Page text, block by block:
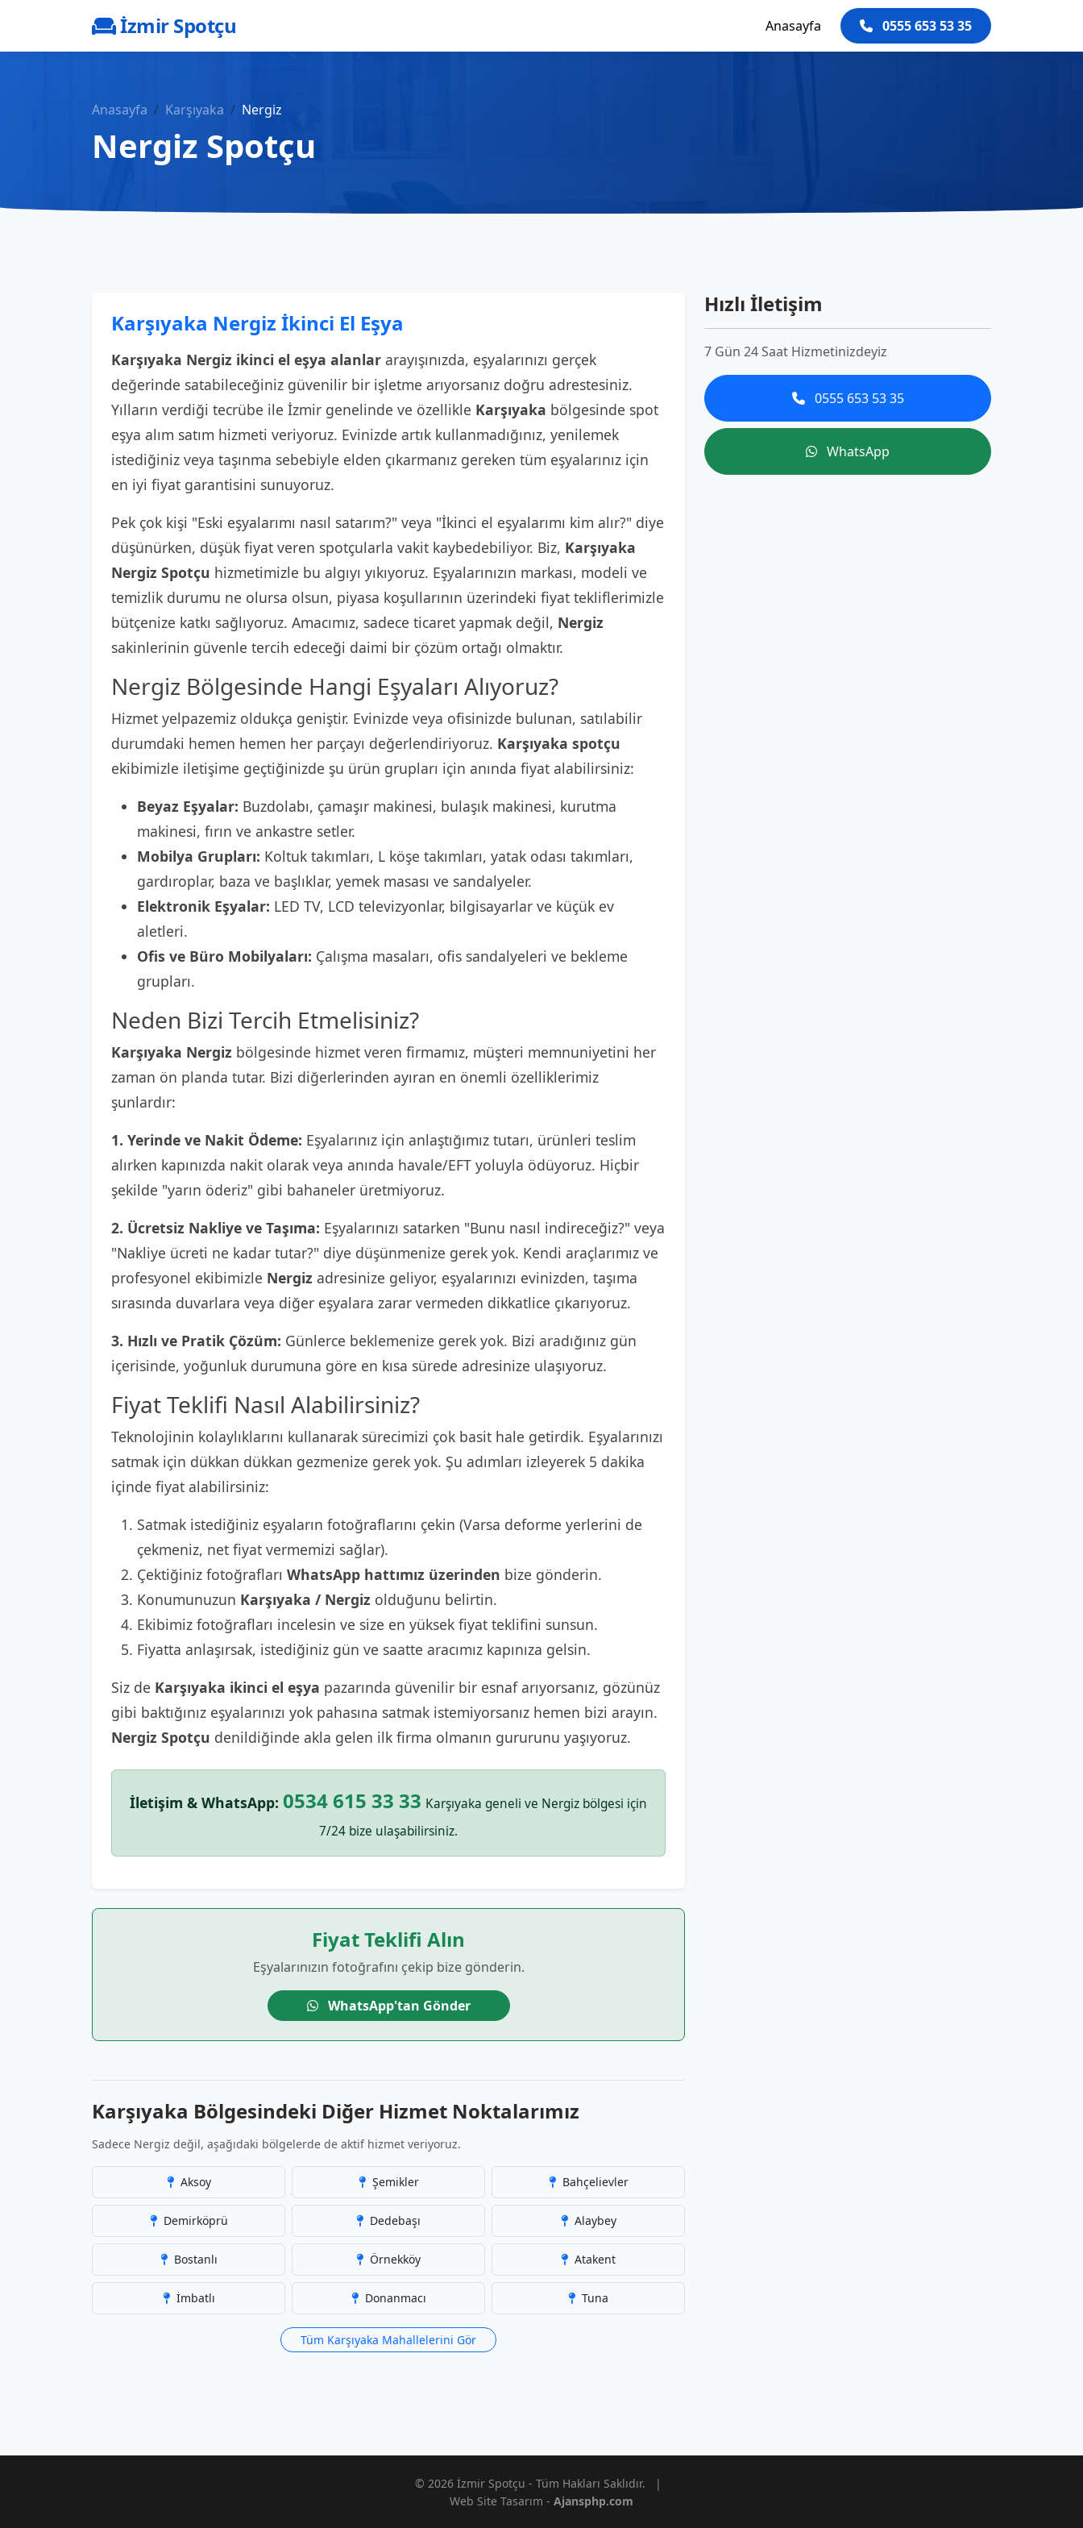
İzmir Spotçu Anasayfa 0555 653 53 35
Anasayfa Karşıyaka Nergiz
Nergiz Spotçu
Karşıyaka Nergiz İkinci El Eşya
Karşıyaka Nergiz ikinci el eşya alanlar arayışınızda, eşyalarınızı gerçek
değerinde satabileceğiniz güvenilir bir işletme arıyorsanız doğru adrestesiniz.
Yılların verdiği tecrübe ile İzmir genelinde ve özellikle Karşıyaka bölgesinde spot
eşya alım satım hizmeti veriyoruz. Evinizde artık kullanmadığınız, yenilemek
istediğiniz veya taşınma sebebiyle elden çıkarmanız gereken tüm eşyalarınız için
en iyi fiyat garantisini sunuyoruz.
Pek çok kişi "Eski eşyalarımı nasıl satarım?" veya "İkinci el eşyalarımı kim alır?" diye
düşünürken, düşük fiyat veren spotçularla vakit kaybedebiliyor. Biz, Karşıyaka
Nergiz Spotçu hizmetimizle bu algıyı yıkıyoruz. Eşyalarınızın markası, modeli ve
temizlik durumu ne olursa olsun, piyasa koşullarının üzerindeki fiyat tekliflerimizle
bütçenize katkı sağlıyoruz. Amacımız, sadece ticaret yapmak değil, Nergiz
sakinlerinin güvenle tercih edeceği daimi bir çözüm ortağı olmaktır.
Nergiz Bölgesinde Hangi Eşyaları Alıyoruz?
Hizmet yelpazemiz oldukça geniştir. Evinizde veya ofisinizde bulunan, satılabilir
durumdaki hemen hemen her parçayı değerlendiriyoruz. Karşıyaka spotçu
ekibimizle iletişime geçtiğinizde şu ürün grupları için anında fiyat alabilirsiniz:
Beyaz Eşyalar: Buzdolabı, çamaşır makinesi, bulaşık makinesi, kurutma
makinesi, fırın ve ankastre setler.
Mobilya Grupları: Koltuk takımları, L köşe takımları, yatak odası takımları,
gardıroplar, baza ve başlıklar, yemek masası ve sandalyeler.
Elektronik Eşyalar: LED TV, LCD televizyonlar, bilgisayarlar ve küçük ev
aletleri.
Ofis ve Büro Mobilyaları: Çalışma masaları, ofis sandalyeleri ve bekleme
grupları.
Neden Bizi Tercih Etmelisiniz?
Karşıyaka Nergiz bölgesinde hizmet veren firmamız, müşteri memnuniyetini her
zaman ön planda tutar. Bizi diğerlerinden ayıran en önemli özelliklerimiz
şunlardır:
1. Yerinde ve Nakit Ödeme: Eşyalarınız için anlaştığımız tutarı, ürünleri teslim
alırken kapınızda nakit olarak veya anında havale/EFT yoluyla ödüyoruz. Hiçbir
şekilde "yarın öderiz" gibi bahaneler üretmiyoruz.
2. Ücretsiz Nakliye ve Taşıma: Eşyalarınızı satarken "Bunu nasıl indireceğiz?" veya
"Nakliye ücreti ne kadar tutar?" diye düşünmenize gerek yok. Kendi araçlarımız ve
profesyonel ekibimizle Nergiz adresinize geliyor, eşyalarınızı evinizden, taşıma
sırasında duvarlara veya diğer eşyalara zarar vermeden dikkatlice çıkarıyoruz.
3. Hızlı ve Pratik Çözüm: Günlerce beklemenize gerek yok. Bizi aradığınız gün
içerisinde, yoğunluk durumuna göre en kısa sürede adresinize ulaşıyoruz.
Fiyat Teklifi Nasıl Alabilirsiniz?
Teknolojinin kolaylıklarını kullanarak sürecimizi çok basit hale getirdik. Eşyalarınızı
satmak için dükkan dükkan gezmenize gerek yok. Şu adımları izleyerek 5 dakika
içinde fiyat alabilirsiniz:
Satmak istediğiniz eşyaların fotoğraflarını çekin (Varsa deforme yerlerini de
çekmeniz, net fiyat vermemizi sağlar).
Çektiğiniz fotoğrafları WhatsApp hattımız üzerinden bize gönderin.
Konumunuzun Karşıyaka / Nergiz olduğunu belirtin.
Ekibimiz fotoğrafları incelesin ve size en yüksek fiyat teklifini sunsun.
Fiyatta anlaşırsak, istediğiniz gün ve saatte aracımız kapınıza gelsin.
Siz de Karşıyaka ikinci el eşya pazarında güvenilir bir esnaf arıyorsanız, gözünüz
gibi baktığınız eşyalarınızı yok pahasına satmak istemiyorsanız hemen bizi arayın.
Nergiz Spotçu denildiğinde akla gelen ilk firma olmanın gururunu yaşıyoruz.
İletişim & WhatsApp: 0534 615 33 33 Karşıyaka geneli ve Nergiz bölgesi için
7/24 bize ulaşabilirsiniz.
Fiyat Teklifi Alın
Eşyalarınızın fotoğrafını çekip bize gönderin.
WhatsApp'tan Gönder
Karşıyaka Bölgesindeki Diğer Hizmet Noktalarımız
Sadece Nergiz değil, aşağıdaki bölgelerde de aktif hizmet veriyoruz.
Aksoy Şemikler Bahçelievler
Demirköprü Dedebaşı Alaybey
Bostanlı Örnekköy Atakent
İmbatlı Donanmacı Tuna
Tüm Karşıyaka Mahallelerini Gör
Hızlı İletişim
7 Gün 24 Saat Hizmetinizdeyiz
0555 653 53 35
WhatsApp
© 2026 İzmir Spotçu - Tüm Hakları Saklıdır.
|
Web Site Tasarım - Ajansphp.com